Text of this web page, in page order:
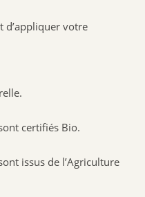
d’appliquer votre
certifiés Bio.
issus de l’Agriculture